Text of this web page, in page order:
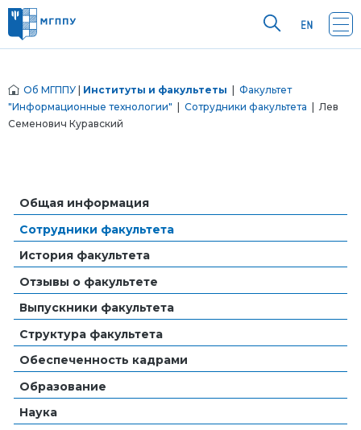
Об МГППУ Институты и факультеты
Факультет
"Информационные технологии"
Сотрудники факультета | Лев
Семенович Куравский
Общая информация
Сотрудники факультета
История факультета
Отзывы о факультете
Выпускники факультета
Структура факультета
Обеспеченность кадрами
Образование
Наука